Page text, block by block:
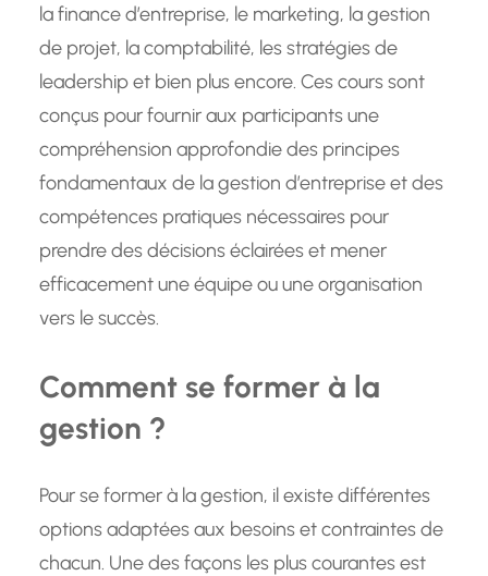
la finance d’entreprise, le marketing, la gestion
de projet, la comptabilité, les stratégies de
leadership et bien plus encore. Ces cours sont
conçus pour fournir aux participants une
compréhension approfondie des principes
fondamentaux de la gestion d’entreprise et des
compétences pratiques nécessaires pour
prendre des décisions éclairées et mener
efficacement une équipe ou une organisation
vers le succès.
Comment se former à la
gestion ?
Pour se former à la gestion, il existe différentes
options adaptées aux besoins et contraintes de
chacun. Une des façons les plus courantes est